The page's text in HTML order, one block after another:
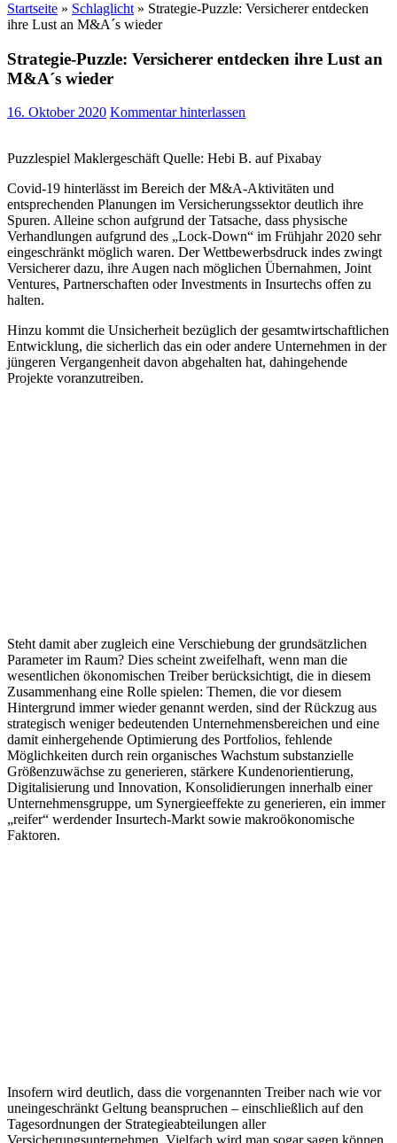
Startseite » Schlaglicht » Strategie-Puzzle: Versicherer entdecken
ihre Lust an M&A´s wieder
Strategie-Puzzle: Versicherer entdecken ihre Lust an
M&A´s wieder
16. Oktober 2020 Kommentar hinterlassen
Puzzlespiel Maklergeschäft Quelle: Hebi B. auf Pixabay
Covid-19 hinterlässt im Bereich der M&A-Aktivitäten und
entsprechenden Planungen im Versicherungssektor deutlich ihre
Spuren. Alleine schon aufgrund der Tatsache, dass physische
Verhandlungen aufgrund des „Lock-Down“ im Frühjahr 2020 sehr
eingeschränkt möglich waren. Der Wettbewerbsdruck indes zwingt
Versicherer dazu, ihre Augen nach möglichen Übernahmen, Joint
Ventures, Partnerschaften oder Investments in Insurtechs offen zu
halten.
Hinzu kommt die Unsicherheit bezüglich der gesamtwirtschaftlichen
Entwicklung, die sicherlich das ein oder andere Unternehmen in der
jüngeren Vergangenheit davon abgehalten hat, dahingehende
Projekte voranzutreiben.
Steht damit aber zugleich eine Verschiebung der grundsätzlichen
Parameter im Raum? Dies scheint zweifelhaft, wenn man die
wesentlichen ökonomischen Treiber berücksichtigt, die in diesem
Zusammenhang eine Rolle spielen: Themen, die vor diesem
Hintergrund immer wieder genannt werden, sind der Rückzug aus
strategisch weniger bedeutenden Unternehmensbereichen und eine
damit einhergehende Optimierung des Portfolios, fehlende
Möglichkeiten durch rein organisches Wachstum substanzielle
Größenzuwächse zu generieren, stärkere Kundenorientierung,
Digitalisierung und Innovation, Konsolidierungen innerhalb einer
Unternehmensgruppe, um Synergieeffekte zu generieren, ein immer
„reifer“ werdender Insurtech-Markt sowie makroökonomische
Faktoren.
Insofern wird deutlich, dass die vorgenannten Treiber nach wie vor
uneingeschränkt Geltung beanspruchen – einschließlich auf den
Tagesordnungen der Strategieabteilungen aller